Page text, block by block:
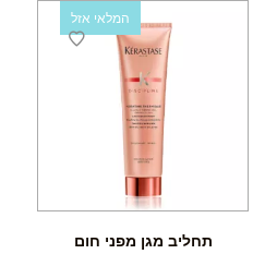
המלאי אזל
תחליב מגן מפני חום